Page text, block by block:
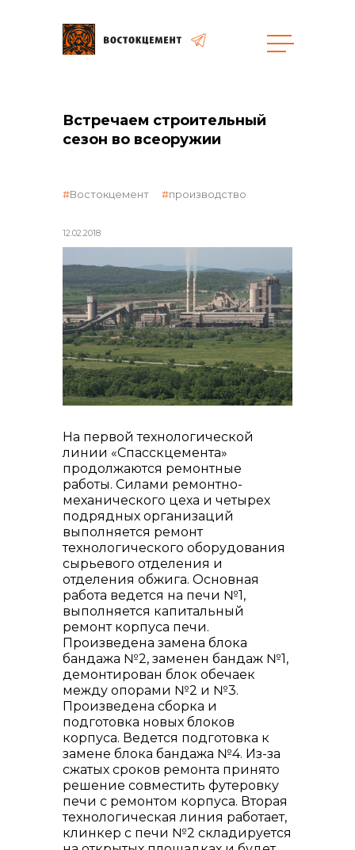
реализация неликвидов
контакты отдела закупок
Контакты
+7 (423) 234 50 50
Встречаем строительный
сезон во всеоружии
12.02.2018
Востокцемент производство
На первой технологической
линии «Спасскцемента»
продолжаются ремонтные
работы. Силами ремонтно-
механического цеха и четырех
подрядных организаций
выполняется ремонт
технологического оборудования
сырьевого отделения и
отделения обжига. Основная
работа ведется на печи №1,
выполняется капитальный
ремонт корпуса печи.
Произведена замена блока
бандажа №2, заменен бандаж №1,
демонтирован блок обечаек
между опорами №2 и №3.
Произведена сборка и
подготовка новых блоков
корпуса. Ведется подготовка к
замене блока бандажа №4. Из-за
сжатых сроков ремонта принято
решение совместить футеровку
печи с ремонтом корпуса. Вторая
технологическая линия работает,
клинкер с печи №2 складируется